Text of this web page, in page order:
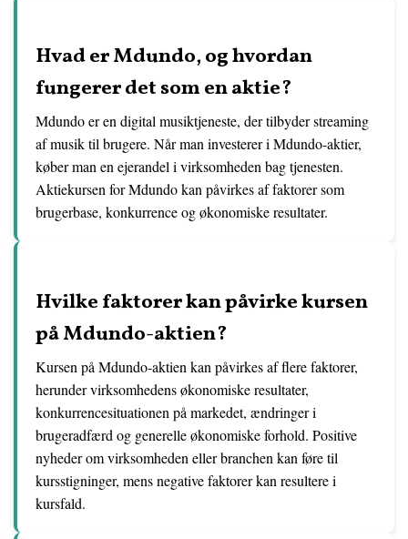
Hvad er Mdundo, og hvordan
fungerer det som en aktie?
Mdundo er en digital musiktjeneste, der tilbyder streaming
af musik til brugere. Når man investerer i Mdundo-aktier,
køber man en ejerandel i virksomheden bag tjenesten.
Aktiekursen for Mdundo kan påvirkes af faktorer som
brugerbase, konkurrence og økonomiske resultater.
Hvilke faktorer kan påvirke kursen
på Mdundo-aktien?
Kursen på Mdundo-aktien kan påvirkes af flere faktorer,
herunder virksomhedens økonomiske resultater,
konkurrencesituationen på markedet, ændringer i
brugeradfærd og generelle økonomiske forhold. Positive
nyheder om virksomheden eller branchen kan føre til
kursstigninger, mens negative faktorer kan resultere i
kursfald.